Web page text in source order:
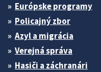
Európske programy
Policajný zbor
Azyl a migrácia
Verejná správa
Hasiči a záchranári